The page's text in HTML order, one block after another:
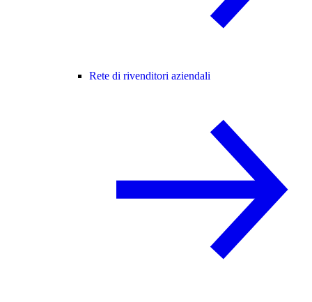
Rete di rivenditori aziendali